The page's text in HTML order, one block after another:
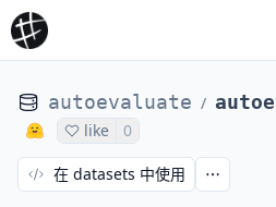
autoevaluate /
like 0
在 datasets 中使用